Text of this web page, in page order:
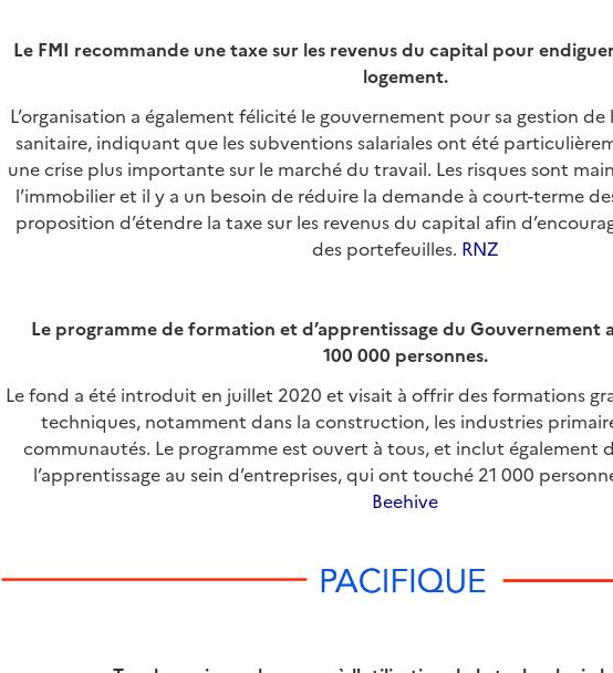
Le FMI recommande une taxe sur les revenus du capital pour
logement.
L’organisation a également félicité le gouvernement pour sa gestion
sanitaire, indiquant que les subventions salariales ont été
une crise plus importante sur le marché du travail. Les risques sont
l’immobilier et il y a un besoin de réduire la demande à court-terme
proposition d’étendre la taxe sur les revenus du capital afin
des portefeuilles. RNZ
Le programme de formation et d’apprentissage du Gouvernement
100 000 personnes.
Le fond a été introduit en juillet 2020 et visait à offrir des formations
techniques, notamment dans la construction, les industries
communautés. Le programme est ouvert à tous, et inclut également
l’apprentissage au sein d’entreprises, qui ont touché 21 000
Beehive